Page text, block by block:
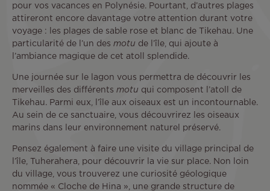
pour vos vacances en Polynésie. Pourtant, d’autres plages
attireront encore davantage votre attention durant votre
voyage : les plages de sable rose et blanc de Tikehau. Une
particularité de l’un des motu de l’île, qui ajoute à
l’ambiance magique de cet atoll splendide.
Une journée sur le lagon vous permettra de découvrir les
merveilles des différents motu qui composent l’atoll de
Tikehau. Parmi eux, l’île aux oiseaux est un incontournable.
Au sein de ce sanctuaire, vous découvrirez les oiseaux
marins dans leur environnement naturel préservé.
Pensez également à faire une visite du village principal de
l’île, Tuherahera, pour découvrir la vie sur place. Non loin
du village, vous trouverez une curiosité géologique
nommée « Cloche de Hina », une grande structure de